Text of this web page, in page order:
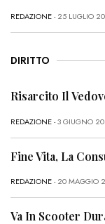
REDAZIONE- 25 LUGLIO
DIRITTO
Risarcito Il
REDAZIONE- 3 GIUGNO
Fine Vita, La
REDAZIONE- 20 MAGGIO
Va In Scooter